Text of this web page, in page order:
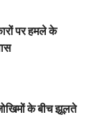
पर हमले के
के बीच झूलते